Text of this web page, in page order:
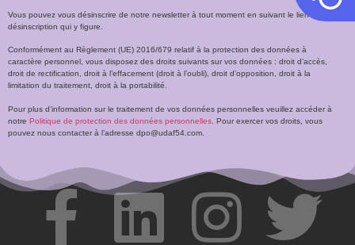
Vous pouvez vous désinscrire de notre newsletter à tout moment en suivant le lien de
désinscription qui y figure.
Conformément au Règlement (UE) 2016/679 relatif à la protection des données à
caractère personnel, vous disposez des droits suivants sur vos données : droit d’accès,
droit de rectification, droit à l’effacement (droit à l’oubli), droit d’opposition, droit à la
limitation du traitement, droit à la portabilité.
Pour plus d’information sur le traitement de vos données personnelles veuillez accéder à
notre Politique de protection des données personnelles . Pour exercer vos droits, vous
pouvez nous contacter à l’adresse dpo@udaf54.com.